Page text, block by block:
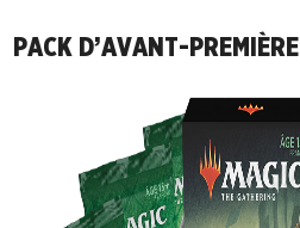
PACK D’AVANT-PREMIÈRE